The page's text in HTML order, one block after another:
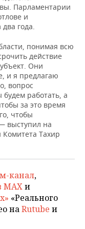
Парламентарии
и
года.
понимая всю
действие
Они
и я предлагаю
вопрос
работать, а
за это время
чтобы
выступил на
Комитета Тахир
канал,
MAXи
«Реального
наRutube и